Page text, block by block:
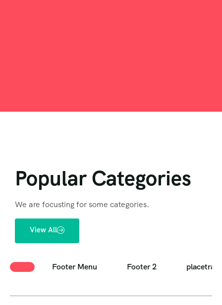
Popular Categories
We are focusting for some categories.
View All
Footer Menu Footer 2